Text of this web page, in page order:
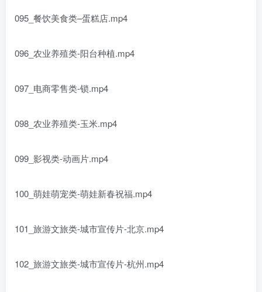
095_餐饮美食类–蛋糕店.mp4
096_农业养殖类-阳台种植.mp4
097_电商零售类-锁.mp4
098_农业养殖类-玉米.mp4
099_影视类-动画片.mp4
100_萌娃萌宠类-萌娃新春祝福.mp4
101_旅游文旅类-城市宣传片-北京.mp4
102_旅游文旅类-城市宣传片-杭州.mp4